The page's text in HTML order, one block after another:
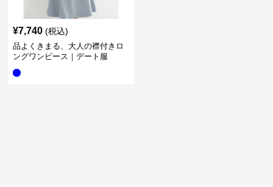
¥7,740 (税込)
品よくきまる、大人の襟付きロ
ングワンピース｜デート服